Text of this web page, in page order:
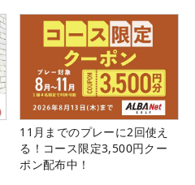
11月までのプレーに2回使え
る！コース限定3,500円クー
ポン配布中！